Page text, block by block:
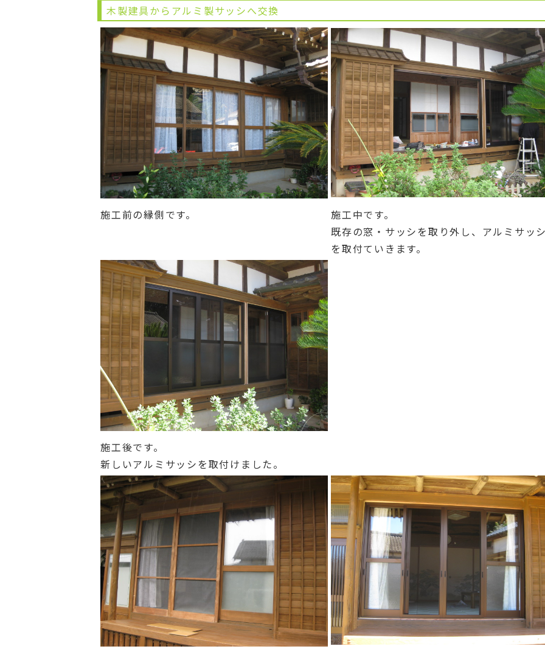
木製建具からアルミ製サッシへ交換
施工前の縁側です。
施工中です。
既存の窓・サッシを取り外し、アルミサッ
を取付ていきます。
施工後です。
新しいアルミサッシを取付けました。